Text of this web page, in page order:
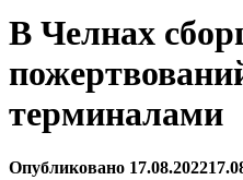
В Челнах
терминалами
Опубликовано 17.08.2022